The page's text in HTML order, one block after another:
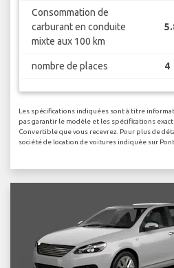
Consommation de
carburant en conduite
mixte aux 100 km
nombre de places 4
Les spécifications indiquées sont à titre
pas garantir le modèle et les spécifications
Convertible que vous recevrez. Pour plus de
société de location de voitures indiquée sur